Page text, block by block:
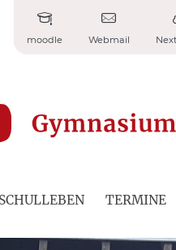
moodle Webmail
SCHULLEBEN TERMINE